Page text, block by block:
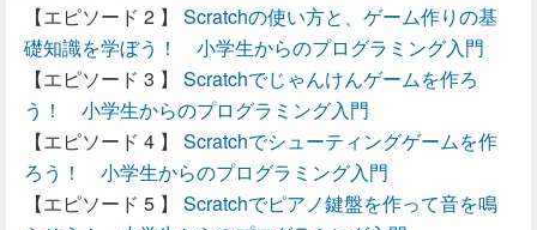
Scratchの使い方と、ゲーム作りの基
礎知識を学ぼう！ 小学生からのプログラミング入門
Scratchでじゃんけんゲームを作ろ
う！ 小学生からのプログラミング入門
Scratchでシューティングゲームを作
ろう！ 小学生からのプログラミング入門
Scratchでピアノ鍵盤を作って音を鳴